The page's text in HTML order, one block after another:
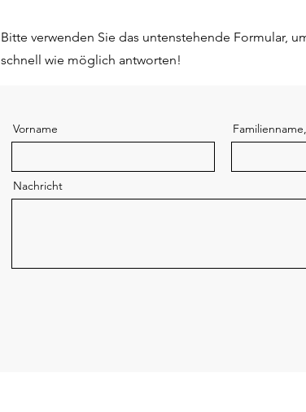
Bitte verwenden Sie das untenstehende Formular,
schnell wie möglich antworten!
Vorname
Nachricht